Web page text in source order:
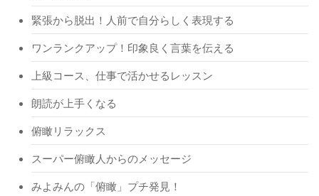
緊張から脱出！人前で自分らしく表現する
ワンランクアップ！印象良く言葉を伝える
上級コース、仕事で活かせるレッスン
朗読が上手くなる
俯瞰リラックス
スーパー俯瞰人からのメッセージ
みよみんの「俯瞰」プチ発見！